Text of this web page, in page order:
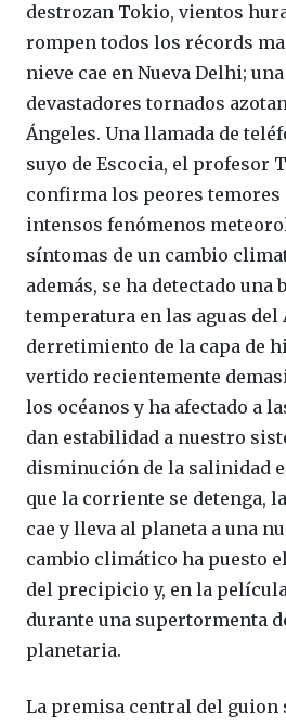
destrozan Tokio, vientos
rompen todos los récords
nieve cae en Nueva Delhi;
devastadores tornados
Ángeles. Una llamada de
suyo de Escocia, el profesor
confirma los peores temores
intensos fenómenos
síntomas de un cambio
además, se ha detectado una
temperatura en las aguas
derretimiento de la capa de
vertido recientemente
los océanos y ha afectado a
dan estabilidad a nuestro
disminución de la salinidad
que la corriente se detenga,
cae y lleva al planeta a una
cambio climático ha puesto
del precipicio y, en la
durante una supertormenta
planetaria.
La premisa central del guion